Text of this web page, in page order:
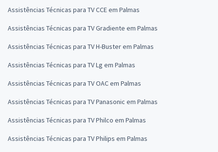
Assistências Técnicas para TV CCE em Palmas
Assistências Técnicas para TV Gradiente em Palmas
Assistências Técnicas para TV H-Buster em Palmas
Assistências Técnicas para TV Lg em Palmas
Assistências Técnicas para TV OAC em Palmas
Assistências Técnicas para TV Panasonic em Palmas
Assistências Técnicas para TV Philco em Palmas
Assistências Técnicas para TV Philips em Palmas